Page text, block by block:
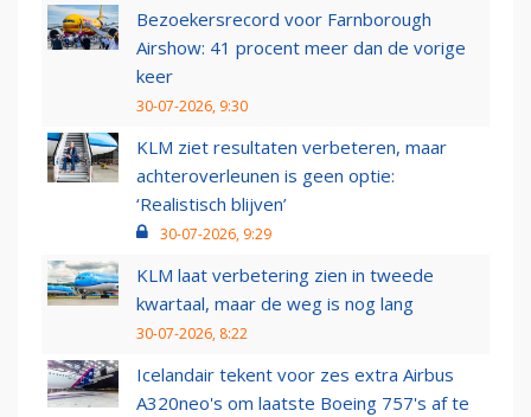
Bezoekersrecord voor Farnborough
Airshow: 41 procent meer dan de vorige
keer
30-07-2026, 9:30
KLM ziet resultaten verbeteren, maar
achteroverleunen is geen optie:
‘Realistisch blijven’
30-07-2026, 9:29
KLM laat verbetering zien in tweede
kwartaal, maar de weg is nog lang
30-07-2026, 8:22
Icelandair tekent voor zes extra Airbus
A320neo's om laatste Boeing 757's af te